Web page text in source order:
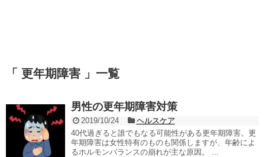
「 更年期障害 」一覧
男性の更年期障害対策
2019/10/24
ヘルスケア
40代過ぎると誰でもなる可能性がある更年期障害。更
年期障害は女性特有のものも関係しますが、年齢によ
るホルモンバランスの崩れが主な原因。 ...